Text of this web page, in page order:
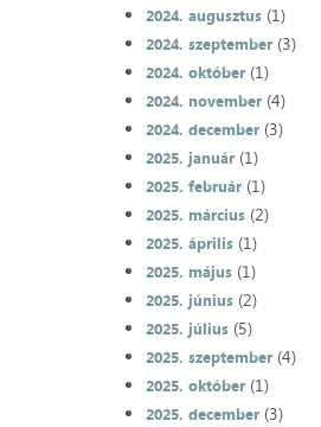
2024. augusztus(1)
2024. szeptember(3)
2024. október(1)
2024. november(4)
2024. december(3)
2025. január(1)
2025. február(1)
2025. március(2)
2025. április(1)
2025. május(1)
2025. június(2)
2025. július(5)
2025. szeptember(4)
2025. október(1)
2025. december(3)